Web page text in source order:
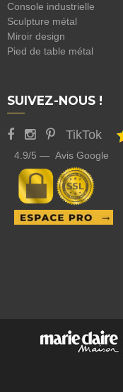
Console industrielle
Sculpture métal
Miroir design
Pied de table métal
SUIVEZ-NOUS !
TikTok
4.9/5 — Avis Google